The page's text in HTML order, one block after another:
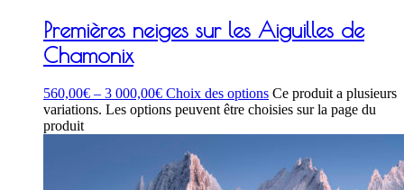
Premières neiges sur les Aiguilles de
Chamonix
560,00€ – 3 000,00€ Choix des options Ce produit a plusieurs
variations. Les options peuvent être choisies sur la page du
produit